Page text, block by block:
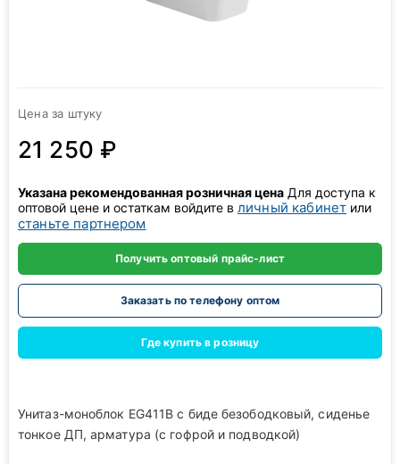
Цена за штуку
21 250 ₽
Указана рекомендованная розничная цена Для доступа к
оптовой цене и остаткам войдите в личный кабинет или
станьте партнером
Получить оптовый прайс-лист
Заказать по телефону оптом
Где купить в розницу
Унитаз-моноблок EG411B с биде безободковый, сиденье
тонкое ДП, арматура (с гофрой и подводкой)